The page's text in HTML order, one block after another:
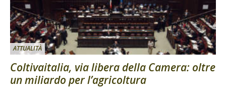
ATTUALITÀ
Coltivaitalia, via libera della Camera: oltre
un miliardo per l’agricoltura